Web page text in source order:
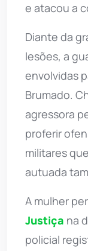
e atacou a
Diante da
lesões, a
envolvidas
Brumado.
agressora
proferir
militares
autuada
A mulher
Justiça na
policial